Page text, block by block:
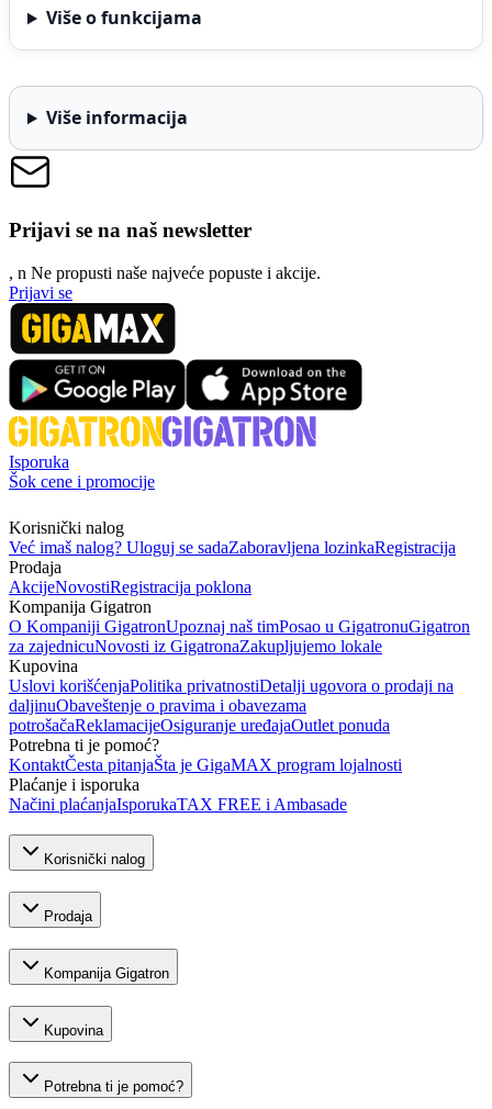
Više o funkcijama
Više informacija
Prijavi se na naš newsletter
, n Ne propusti naše najveće popuste i akcije.
Prijavi se
Isporuka
Šok cene i promocije
Korisnički nalog
Već imaš nalog? Uloguj se sadaZaboravljena lozinkaRegistracija
Prodaja
AkcijeNovostiRegistracija poklona
Kompanija Gigatron
O Kompaniji GigatronUpoznaj naš timPosao u GigatronuGigatron
za zajednicuNovosti iz GigatronaZakupljujemo lokale
Kupovina
Uslovi korišćenjaPolitika privatnostiDetalji ugovora o prodaji na
daljinuObaveštenje o pravima i obavezama
potrošačaReklamacijeOsiguranje uređajaOutlet ponuda
Potrebna ti je pomoć?
KontaktČesta pitanjaŠta je GigaMAX program lojalnosti
Plaćanje i isporuka
Načini plaćanjaIsporukaTAX FREE i Ambasade
Korisnički nalog
Prodaja
Kompanija Gigatron
Kupovina
Potrebna ti je pomoć?